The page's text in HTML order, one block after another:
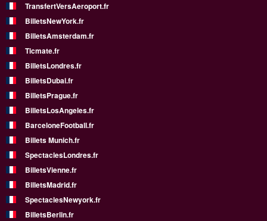
TransfertVersAeroport.fr
BilletsNewYork.fr
BilletsAmsterdam.fr
Ticmate.fr
BilletsLondres.fr
BilletsDubai.fr
BilletsPrague.fr
BilletsLosAngeles.fr
BarceloneFootball.fr
Billets Munich.fr
SpectaclesLondres.fr
BilletsVienne.fr
BilletsMadrid.fr
SpectaclesNewyork.fr
BilletsBerlin.fr